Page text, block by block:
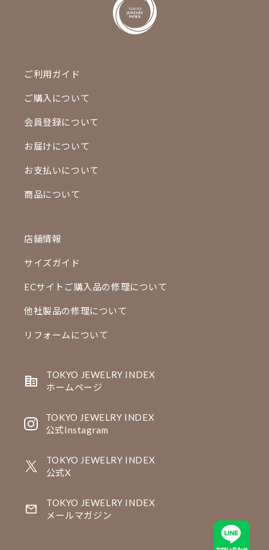
ご利用ガイド
ご購入について
会員登録について
お届けについて
お支払いについて
商品について
店舗情報
サイズガイド
ECサイトご購入品の修理について
他社製品の修理について
リフォームについて
TOKYO JEWELRY INDEX
ホームページ
TOKYO JEWELRY INDEX
公式Instagram
TOKYO JEWELRY INDEX
公式X
TOKYO JEWELRY INDEX
メールマガジン